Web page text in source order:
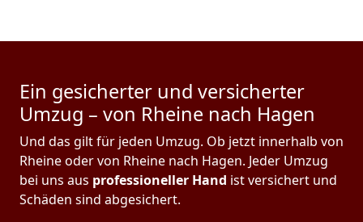
Ein gesicherter und versicherter
Umzug – von Rheine nach Hagen
Und das gilt für jeden Umzug. Ob jetzt innerhalb von
Rheine oder von Rheine nach Hagen. Jeder Umzug
bei uns aus professioneller Hand ist versichert und
Schäden sind abgesichert.